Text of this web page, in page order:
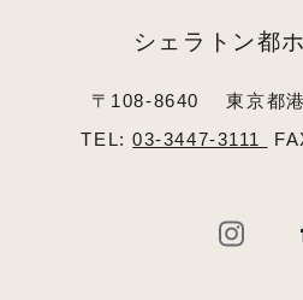
シェラトン都
〒108-8640
東京都
TEL:03-3447-3111